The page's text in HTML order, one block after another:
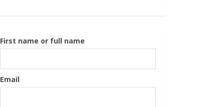
First name or full name
Email